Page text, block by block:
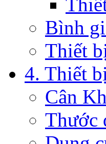
Bình
Thiết
4. Thiết
Cân
Thước